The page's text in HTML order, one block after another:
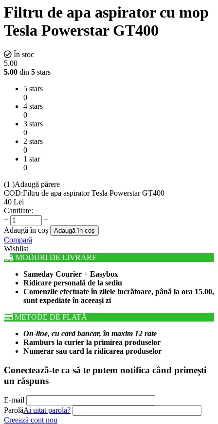
Filtru de apa aspirator cu mop
Tesla Powerstar GT400
În stoc
5.00
5.00 din 5 stars
5 stars
0
4 stars
0
3 stars
0
2 stars
0
1 star
0
(1 )Adaugă părere
COD:Filtru de apa aspirator Tesla Powerstar GT400
40 Lei
Cantitate:
+
−
Adaugă în coș
Adaugă în coș
Compară
Wishlist
MODURI DE LIVRARE
Sameday Courier + Easybox
Ridicare personală de la sediu
Comenzile efectuate în zilele lucrătoare, până la ora 15.00,
sunt expediate în aceeași zi
METODE DE PLATĂ
On-line, cu card bancar, în maxim 12 rate
Ramburs la curier la primirea produselor
Numerar sau card la ridicarea produselor
Conectează-te ca să te putem notifica când primești
un răspuns
E-mail
ParolăAi uitat parola?
Creează cont nou